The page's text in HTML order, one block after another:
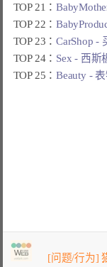
TOP 21：
TOP 22：
TOP 23：CarShop -
TOP 24： Sex - 西斯
TOP 25：Beauty -
[问题/行为]